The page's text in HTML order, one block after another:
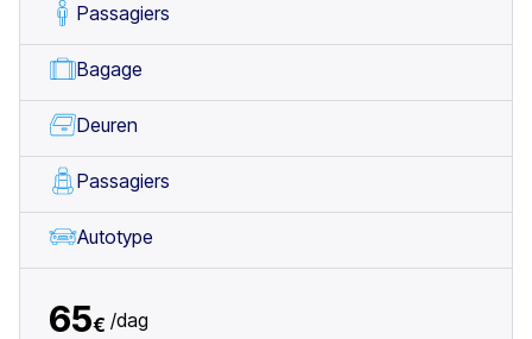
Passagiers
Bagage
Deuren
Passagiers
Autotype
65€ /dag